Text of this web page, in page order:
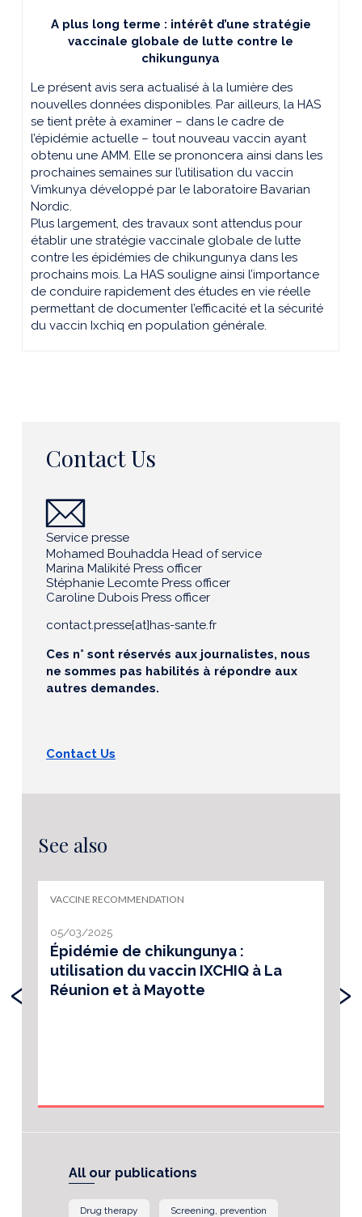
A plus long terme : intérêt d’une stratégie
vaccinale globale de lutte contre le
chikungunya
Le présent avis sera actualisé à la lumière des
nouvelles données disponibles. Par ailleurs, la HAS
se tient prête à examiner – dans le cadre de
l’épidémie actuelle – tout nouveau vaccin ayant
obtenu une AMM. Elle se prononcera ainsi dans les
prochaines semaines sur l’utilisation du vaccin
Vimkunya développé par le laboratoire Bavarian
Nordic.
Plus largement, des travaux sont attendus pour
établir une stratégie vaccinale globale de lutte
contre les épidémies de chikungunya dans les
prochains mois. La HAS souligne ainsi l’importance
de conduire rapidement des études en vie réelle
permettant de documenter l’efficacité et la sécurité
du vaccin Ixchiq en population générale.
Contact Us
Service presse
Mohamed Bouhadda Head of service
Marina Malikité Press officer
Stéphanie Lecomte Press officer
Caroline Dubois Press officer
contact.presse[at]has-sante.fr
Ces n° sont réservés aux journalistes, nous
ne sommes pas habilités à répondre aux
autres demandes.
Contact Us
See also
VACCINE RECOMMENDATION
05/03/2025
Épidémie de chikungunya :
utilisation du vaccin IXCHIQ à La
Réunion et à Mayotte
‹ ›
All our publications
Drug therapy Screening, prevention